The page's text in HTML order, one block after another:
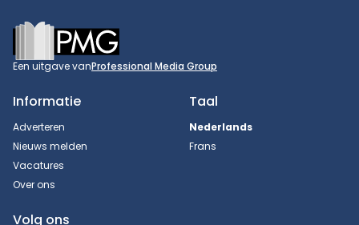
Footer
Een uitgave vanProfessional Media Group
Informatie
Adverteren
Nieuws melden
Vacatures
Over ons
Taal
Nederlands
Frans
Volg ons